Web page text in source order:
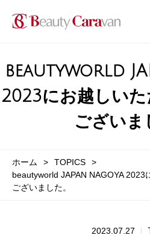
beautyworld
2023にお越しいた
ございま
ホーム
TOPICS
beautyworld JAPAN NAGOYA 2023
ございました。
2023.07.27